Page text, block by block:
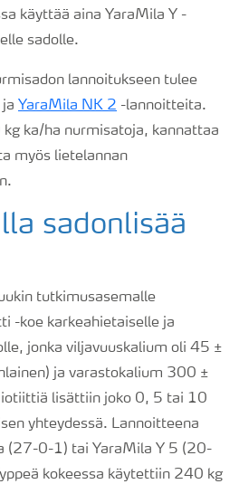
käyttää aina YaraMila Y -
sadolle.
lannoitukseen tulee
ja YaraMila NK 2 -lannoitteita.
ka/ha nurmisatoja, kannattaa
myös lietelannan
sadonlisää
tutkimusasemalle
-koe karkeahietaiselle ja
jonka viljavuuskalium oli 45 ±
ja varastokalium 300 ±
lisättiin joko 0, 5 tai 10
yhteydessä. Lannoitteena
(27-0-1) tai YaraMila Y 5 (20-
kokeessa käytettiin 240 kg